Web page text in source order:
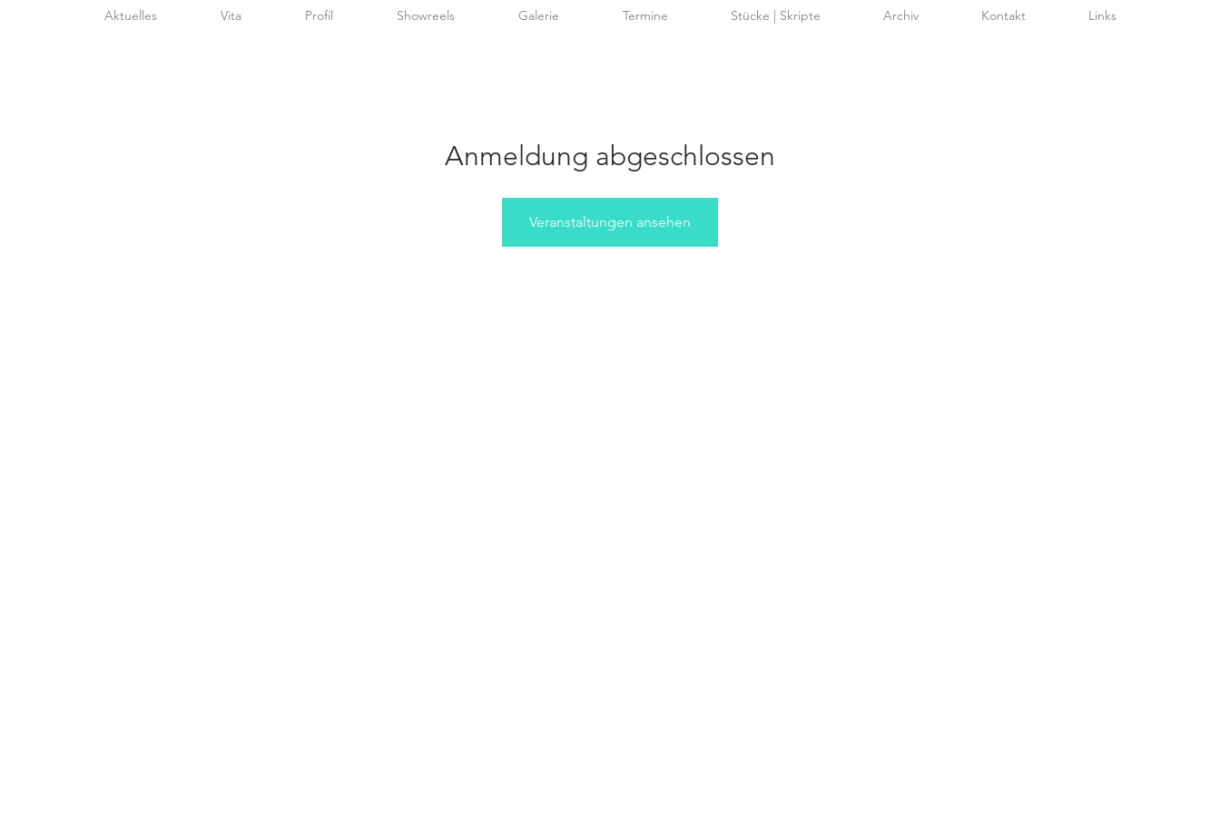
Aktuelles Vita Profil Showreels Galerie Termine Stücke | Skripte Archiv Kontakt Links
Anmeldung abgeschlossen
Veranstaltungen ansehen